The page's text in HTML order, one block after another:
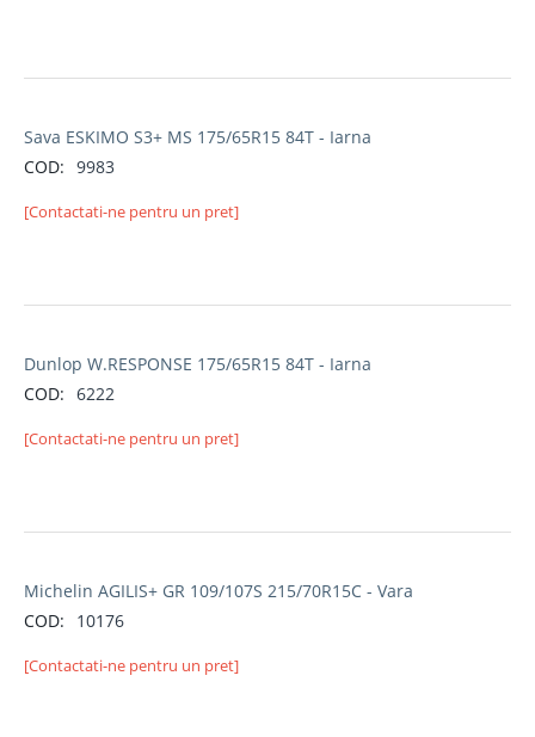
Sava ESKIMO S3+ MS 175/65R15 84T - Iarna
COD: 9983
[Contactati-ne pentru un pret]
Dunlop W.RESPONSE 175/65R15 84T - Iarna
COD: 6222
[Contactati-ne pentru un pret]
Michelin AGILIS+ GR 109/107S 215/70R15C - Vara
COD:
10176
[Contactati-ne pentru un pret]